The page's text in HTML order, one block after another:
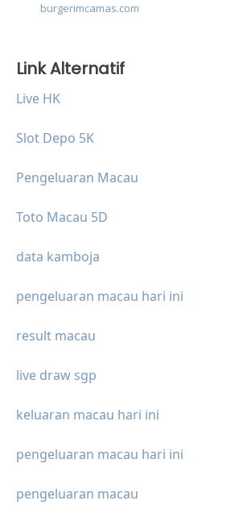
burgerimcamas.com
Link Alternatif
Live HK
Slot Depo 5K
Pengeluaran Macau
Toto Macau 5D
data kamboja
pengeluaran macau hari ini
result macau
live draw sgp
keluaran macau hari ini
pengeluaran macau hari ini
pengeluaran macau